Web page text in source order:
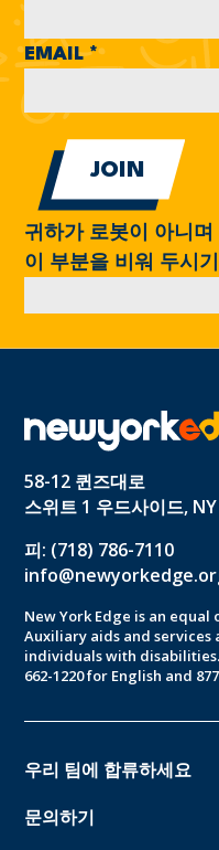
EMAIL*
귀하가 로봇이 아니
이 부분을 비워 두시
58-12 퀸즈대로
스위트 1 우드사이드,
피: (718) 786-7110
New York Edge is an
Auxiliary aids and
individuals with
662-1220 for English and
우리 팀에 합류하세요
문의하기